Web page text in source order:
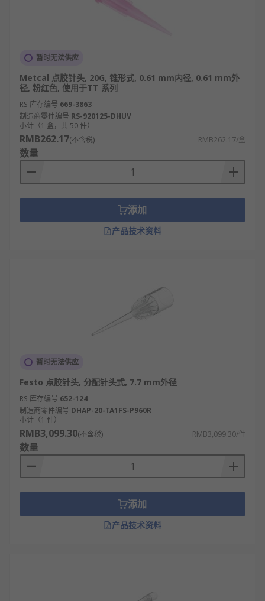
装）选一次性针头（防交叉污染）；小批量试
口选 Luer 锁针头，螺纹接口选螺纹针头，部分
靠”，无漏胶风险，避免接口不匹配导致设备故
据质量要求平衡性价比：高精度场景（LED 封
装、芯片制造）可提高预算选特种不锈钢针头
（内壁超光滑、口径精准）；常规场景（玩
具、日用品）选普通塑料或不锈钢针头（成本
低、易替换），拒绝盲目追求高价或低价导致
质量问题。
欧时为您提供了不同品牌的点胶针头，如
等多款不同规格、型号的产品供您
暂时无法供应
Metcal 点胶针头, 20G, 锥形式, 0.61 mm内径, 0.61 mm外
径, 粉红色, 使用于TT 系列
RS 库存编号 669-3863
制造商零件编号 RS-920125-DHUV
小计（1 盒，共 50 件）
RMB262.17(不含税) RMB262.17/盒
数量
添加
产品技术资料
暂时无法供应
Festo 点胶针头, 分配针头式, 7.7 mm外径
RS 库存编号 652-124
制造商零件编号 DHAP-20-TA1FS-P960R
小计（1 件）
RMB3,099.30(不含税) RMB3,099.30/件
数量
添加
产品技术资料